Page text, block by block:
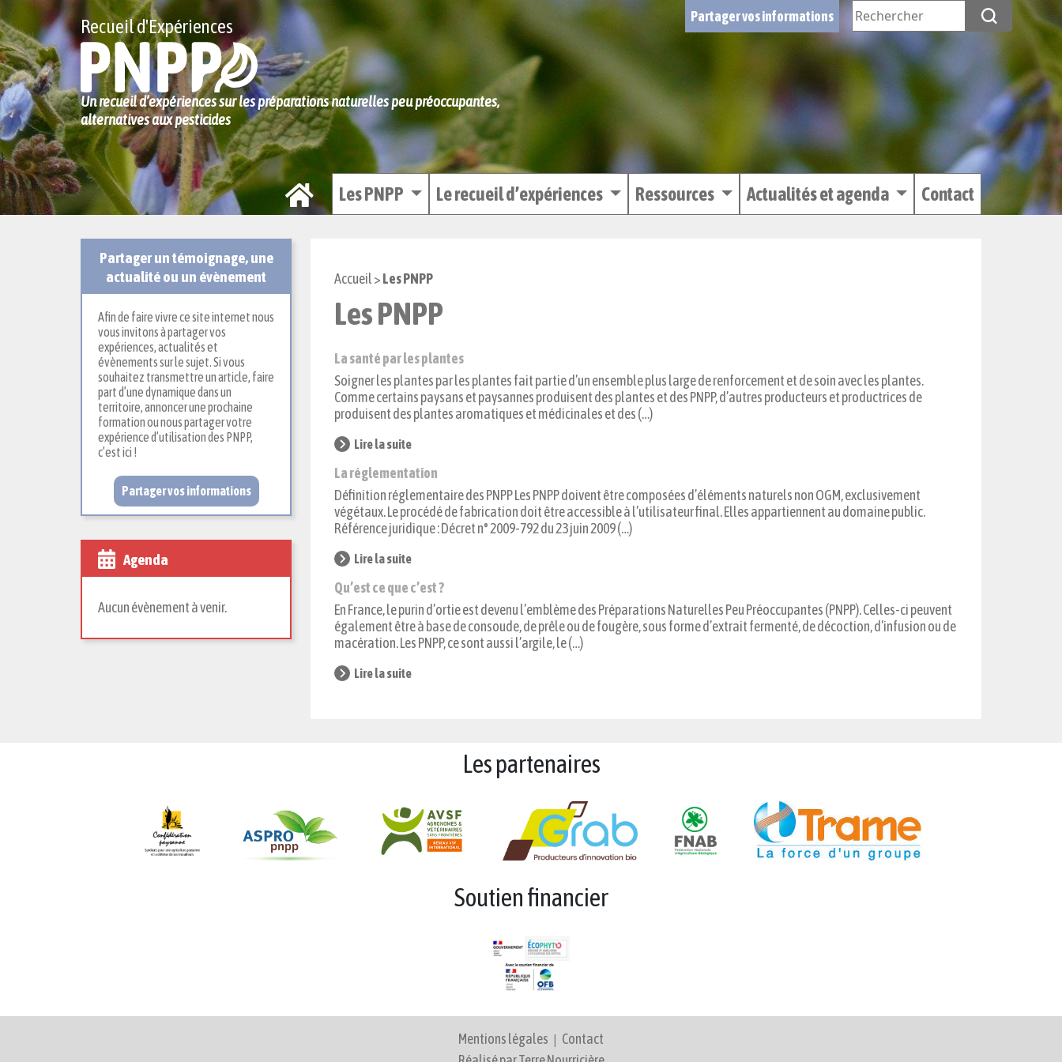
Recueil d'Expériences
Un recueil d’expériences sur les préparations naturelles peu préoccupantes,
alternatives aux pesticides
Partager vos informations
}
Les PNPP Le recueil d’expériences Ressources Actualités et agenda Contact
Partager un témoignage, une
actualité ou un évènement
Afin de faire vivre ce site internet nous
vous invitons à partager vos
expériences, actualités et
évènements sur le sujet. Si vous
souhaitez transmettre un article, faire
part d’une dynamique dans un
territoire, annoncer une prochaine
formation ou nous partager votre
expérience d’utilisation des PNPP,
c’est ici !
Partager vos informations
Agenda
Aucun évènement à venir.
Accueil>Les PNPP
Les PNPP
La santé par les plantes
Soigner les plantes par les plantes fait partie d’un ensemble plus large de renforcement et de soin avec les plantes.
Comme certains paysans et paysannes produisent des plantes et des PNPP, d’autres producteurs et productrices de
produisent des plantes aromatiques et médicinales et des (…)
Lire la suite
La réglementation
Définition réglementaire des PNPP Les PNPP doivent être composées d’éléments naturels non OGM, exclusivement
végétaux. Le procédé de fabrication doit être accessible à l’utilisateur final. Elles appartiennent au domaine public.
Référence juridique : Décret n° 2009-792 du 23 juin 2009 (…)
Lire la suite
Qu’est ce que c’est ?
En France, le purin d’ortie est devenu l’emblème des Préparations Naturelles Peu Préoccupantes (PNPP). Celles-ci peuvent
également être à base de consoude, de prêle ou de fougère, sous forme d’extrait fermenté, de décoction, d’infusion ou de
macération. Les PNPP, ce sont aussi l’argile, le (…)
Lire la suite
Les partenaires
Soutien financier
Mentions légales | Contact